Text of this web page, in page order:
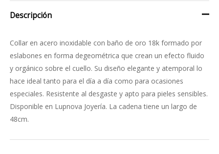
Descripción
Collar en acero inoxidable con baño de oro 18k formado por
eslabones en forma degeométrica que crean un efecto fluido
y orgánico sobre el cuello. Su diseño elegante y atemporal lo
hace ideal tanto para el día a día como para ocasiones
especiales. Resistente al desgaste y apto para pieles sensibles.
Disponible en Lupnova Joyería. La cadena tiene un largo de
48cm.